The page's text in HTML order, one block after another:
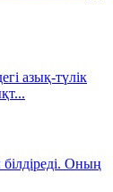
азық-түлік
...
Оның